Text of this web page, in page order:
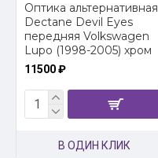
Оптика альтернативная
Dectane Devil Eyes
передняя Volkswagen
Lupo (1998-2005) хром
11500 ₽
В ОДИН КЛИК